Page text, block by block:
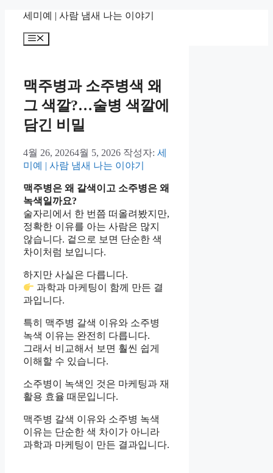
세미예 | 사람 냄새 나는 이야기
메
맥주병과 소주병색 왜
그 색깔?…술병 색깔에
담긴 비밀
4월 26, 20264월 5, 2026 작성자: 세
미예 | 사람 냄새 나는 이야기
맥주병은 왜 갈색이고 소주병은 왜
녹색일까요?
술자리에서 한 번쯤 떠올려봤지만,
정확한 이유를 아는 사람은 많지
않습니다. 겉으로 보면 단순한 색
차이처럼 보입니다.
하지만 사실은 다릅니다.
과학과 마케팅이 함께 만든 결
과입니다.
특히 맥주병 갈색 이유와 소주병
녹색 이유는 완전히 다릅니다.
그래서 비교해서 보면 훨씬 쉽게
이해할 수 있습니다.
소주병이 녹색인 것은 마케팅과 재
활용 효율 때문입니다.
맥주병 갈색 이유와 소주병 녹색
이유는 단순한 색 차이가 아니라
과학과 마케팅이 만든 결과입니다.